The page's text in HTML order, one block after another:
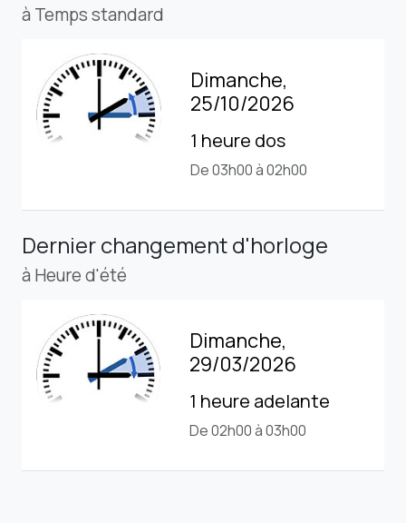
à Temps standard
Dimanche,
25/10/2026
1 heure dos
De 03h00 à 02h00
Dernier changement d'horloge
à Heure d'été
Dimanche,
29/03/2026
1 heure adelante
De 02h00 à 03h00